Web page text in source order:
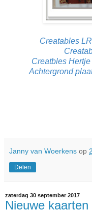
Creatables
Creatbles
Achtergrond
Janny van Woerkens op
Delen
zaterdag 30 september 2017
Nieuwe kaarten